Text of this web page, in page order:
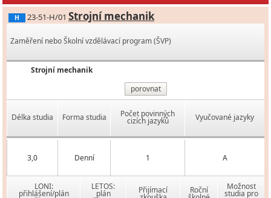
H 23-51-H/01 Strojní mechanik
Zaměření nebo Školní vzdělávací program (ŠVP)
Strojní mechanik
porovnat
Délka studia Forma studia Počet povinných
cizích jazyků Vyučované jazyky
3,0 Denní 1 A
LONI:
přihlášení/plán
LETOS:
plán Přijímací Roční Možnost
studia pro